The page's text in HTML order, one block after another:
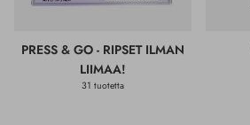
PRESS & GO - RIPSET ILMAN
LIIMAA!
31 tuotetta